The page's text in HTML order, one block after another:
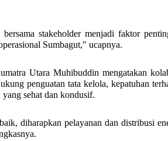
stakeholder menjadi faktor
Sumbagut," ucapnya.
Utara Muhibuddin mengatakan
penguatan tata kelola, kepatuhan
sehat dan kondusif.
diharapkan pelayanan dan distribusi